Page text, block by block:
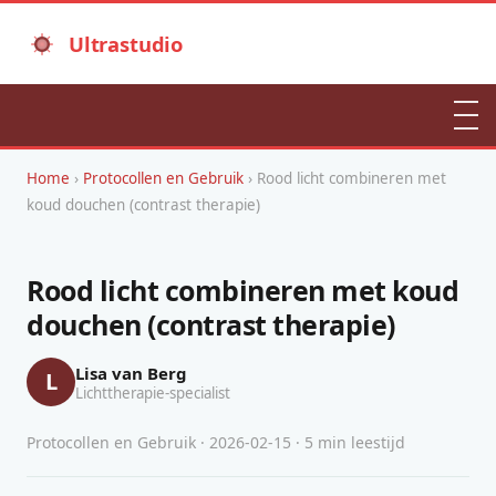
Ultrastudio
Home › Protocollen en Gebruik › Rood licht combineren met
koud douchen (contrast therapie)
Rood licht combineren met koud
douchen (contrast therapie)
L Lisa van Berg
Lichttherapie-specialist
Protocollen en Gebruik · 2026-02-15 · 5 min leestijd